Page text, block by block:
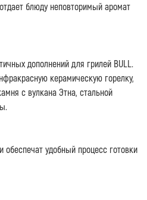
блюду неповторимый аромат
дополнений для грилей BULL.
керамическую горелку,
с вулкана Этна, стальной
удобный процесс готовки